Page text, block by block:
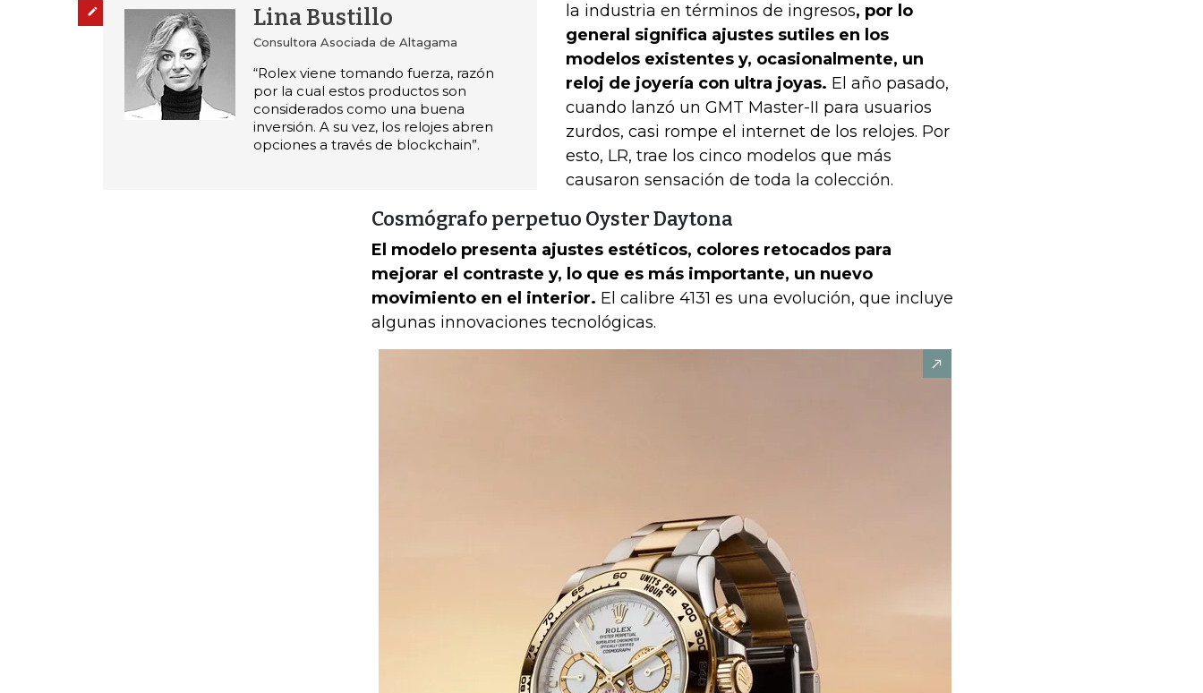
Administre sus temas Lina Bustillo
Consultora Asociada de Altagama
“Rolex viene tomando fuerza, razón
por la cual estos productos son
considerados como una buena
inversión. A su vez, los relojes abren
opciones a través de blockchain”.
la industria en términos de ingresos, por lo
general significa ajustes sutiles en los
modelos existentes y, ocasionalmente, un
reloj de joyería con ultra joyas. El año pasado,
cuando lanzó un GMT Master-II para usuarios
zurdos, casi rompe el internet de los relojes. Por
esto, LR, trae los cinco modelos que más
causaron sensación de toda la colección.
Cosmógrafo perpetuo Oyster Daytona
El modelo presenta ajustes estéticos, colores retocados para
mejorar el contraste y, lo que es más importante, un nuevo
movimiento en el interior. El calibre 4131 es una evolución, que incluye
algunas innovaciones tecnológicas.